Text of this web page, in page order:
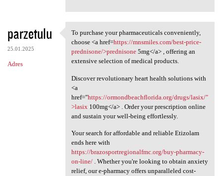
parzetulu
25.01.2025
Adres
To purchase your
To purchase your pharmaceuticals conveniently,
choose <a href=https://mnsmiles.com/best-price-
prednisone/>prednisone5mg</a> , offering an
extensive selection of medical products.
Discover revolutionary heart health solutions with
<a
href="https://ormondbeachflorida.org/drugs/lasix/"
>lasix 100mg</a> . Order your prescription online
and sustain your well-being effortlessly.
Your search for affordable and reliable Etizolam
ends here with
https://brazosportregionalfmc.org/buy-pharmacy-
on-line/. Whether you're looking to obtain anxiety
relief, our e-pharmacy offers unparalleled cost-